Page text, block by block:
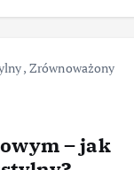
, Zrównoważony
– jak